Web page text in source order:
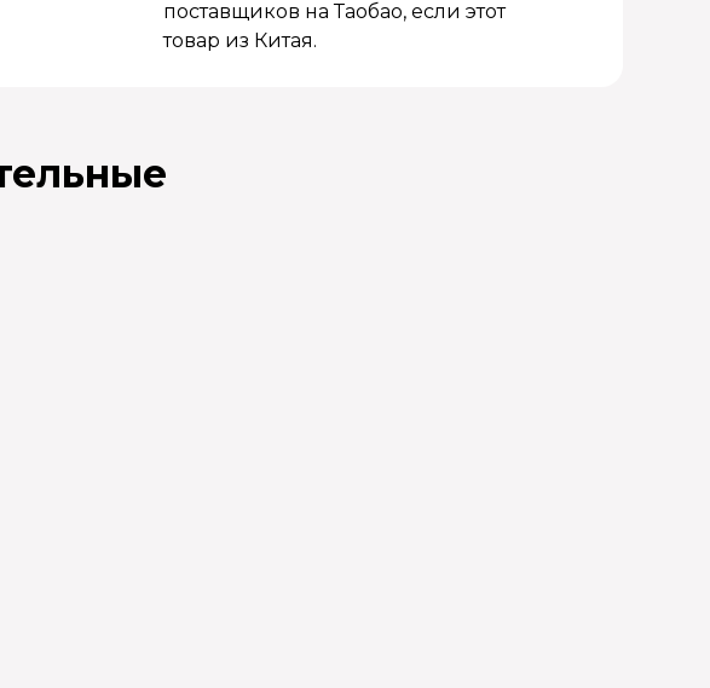
поставщиков на Таобао, если этот
товар из Китая.